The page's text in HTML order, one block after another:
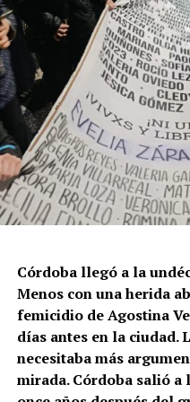
Córdoba llegó a la
Menos con una herida
femicidio de Agostina
días antes en la ciudad.
necesitaba más
mirada. Córdoba salió a